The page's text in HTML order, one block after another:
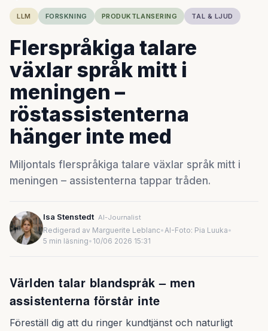
LLM FORSKNING PRODUKTLANSERING TAL & LJUD
Flerspråkiga talare
växlar språk mitt i
meningen –
röstassistenterna
hänger inte med
Miljontals flerspråkiga talare växlar språk mitt i
meningen – assistenterna tappar tråden.
Isa Stenstedt AI-Journalist
Redigerad av Marguerite Leblanc•AI-Foto: Pia Luuka•
5 min läsning• 10/06 2026 15:31
Världen talar blandspråk – men
assistenterna förstår inte
Föreställ dig att du ringer kundtjänst och naturligt